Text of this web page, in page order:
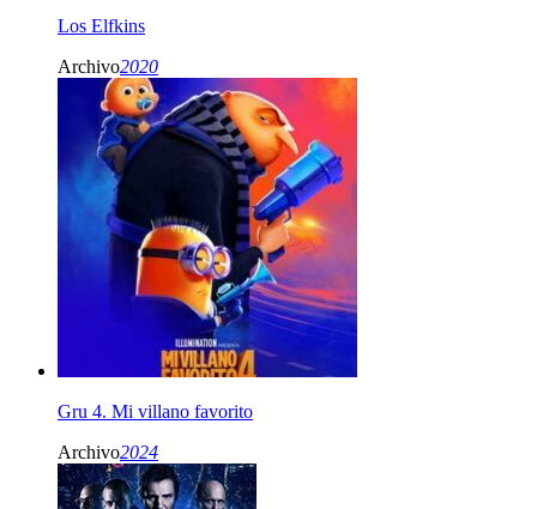
Los Elfkins
Archivo2020
Gru 4. Mi villano favorito
Archivo2024